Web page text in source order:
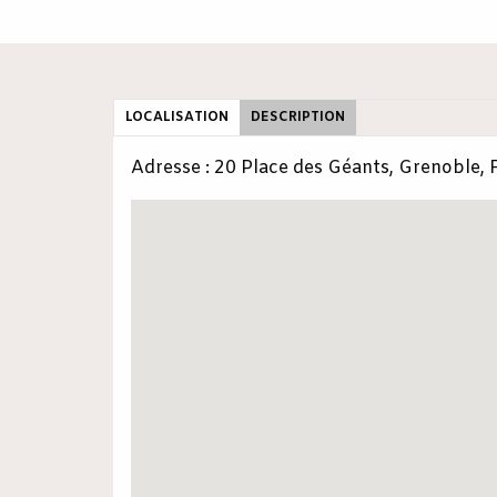
LOCALISATION DESCRIPTION
Adresse : 20 Place des Géants, Grenoble,